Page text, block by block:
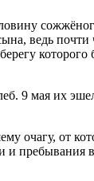
ведь
9 мая их
очагу, от
и пребывания